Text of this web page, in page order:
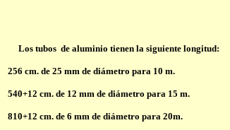
Los tubos de aluminio tienen la siguiente longitud:
256 cm. de 25 mm de diámetro para 10 m.
540+12 cm. de 12 mm de diámetro para 15 m.
810+12 cm. de 6 mm de diámetro para 20m.